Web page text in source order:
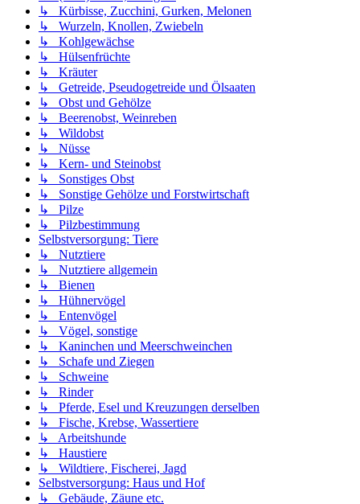
↳ Kürbisse, Zucchini, Gurken, Melonen
↳ Wurzeln, Knollen, Zwiebeln
↳ Kohlgewächse
↳ Hülsenfrüchte
↳ Kräuter
↳ Getreide, Pseudogetreide und Ölsaaten
↳ Obst und Gehölze
↳ Beerenobst, Weinreben
↳ Wildobst
↳ Nüsse
↳ Kern- und Steinobst
↳ Sonstiges Obst
↳ Sonstige Gehölze und Forstwirtschaft
↳ Pilze
↳ Pilzbestimmung
Selbstversorgung: Tiere
↳ Nutztiere
↳ Nutztiere allgemein
↳ Bienen
↳ Hühnervögel
↳ Entenvögel
↳ Vögel, sonstige
↳ Kaninchen und Meerschweinchen
↳ Schafe und Ziegen
↳ Schweine
↳ Rinder
↳ Pferde, Esel und Kreuzungen derselben
↳ Fische, Krebse, Wassertiere
↳ Arbeitshunde
↳ Haustiere
↳ Wildtiere, Fischerei, Jagd
Selbstversorgung: Haus und Hof
↳ Gebäude, Zäune etc.